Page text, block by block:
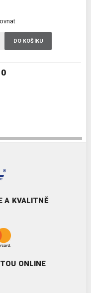
DO KOŠÍKU
A KVALITNĚ
ONLINE